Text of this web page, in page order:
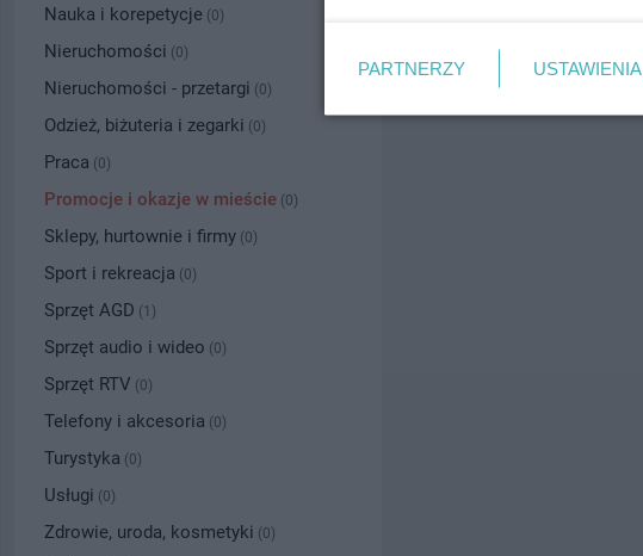
Nauka i korepetycje (0)
Nieruchomości (0)
Nieruchomości - przetargi (0)
Odzież, biżuteria i zegarki (0)
Praca (0)
Promocje i okazje w mieście (0)
Sklepy, hurtownie i firmy (0)
Sport i rekreacja (0)
Sprzęt AGD (1)
Sprzęt audio i wideo (0)
Sprzęt RTV (0)
Telefony i akcesoria (0)
Turystyka (0)
Usługi (0)
Zdrowie, uroda, kosmetyki (0)
PARTNERZY USTAWIENIA